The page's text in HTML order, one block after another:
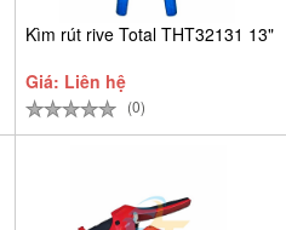
Kìm rút rive Total THT32131 13"
Giá: Liên hệ
(0)